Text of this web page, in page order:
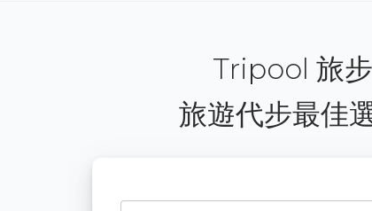
Tripool 旅步
旅遊代步最佳